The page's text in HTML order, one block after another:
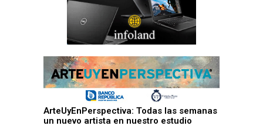
ArteUyEnPerspectiva: Todas las semanas
un nuevo artista en nuestro estudio